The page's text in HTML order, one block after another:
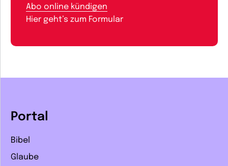
Abo online kündigen
Hier geht’s zum Formular
Portal
Bibel
Glaube